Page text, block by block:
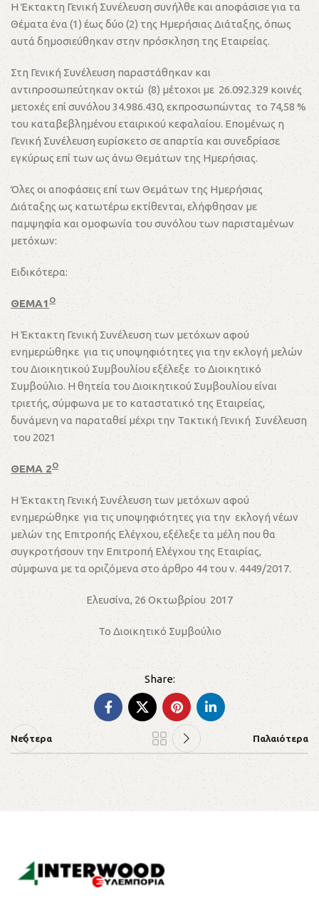
Η Έκτακτη Γενική Συνέλευση συνήλθε και αποφάσισε για τα
Θέματα ένα (1) έως δύο (2) της Ημερήσιας Διάταξης, όπως
αυτά δημοσιεύθηκαν στην πρόσκληση της Εταιρείας.
Στη Γενική Συνέλευση παραστάθηκαν και
αντιπροσωπεύτηκαν οκτώ (8) μέτοχοι με 26.092.329 κοινές
μετοχές επί συνόλου 34.986.430, εκπροσωπώντας το 74,58 %
του καταβεβλημένου εταιρικού κεφαλαίου. Επομένως η
Γενική Συνέλευση ευρίσκετο σε απαρτία και συνεδρίασε
εγκύρως επί των ως άνω Θεμάτων της Ημερήσιας.
Όλες οι αποφάσεις επί των Θεμάτων της Ημερήσιας
Διάταξης ως κατωτέρω εκτίθενται, ελήφθησαν με
παμψηφία και ομοφωνία του συνόλου των παρισταμένων
μετόχων:
Ειδικότερα:
ΘΕΜΑ1Ο
Η Έκτακτη Γενική Συνέλευση των μετόχων αφού
ενημερώθηκε για τις υποψηφιότητες για την εκλογή μελών
του Διοικητικού Συμβουλίου εξέλεξε το Διοικητικό
Συμβούλιο. Η θητεία του Διοικητικού Συμβουλίου είναι
τριετής, σύμφωνα με το καταστατικό της Εταιρείας,
δυνάμενη να παραταθεί μέχρι την Τακτική Γενική Συνέλευση
του 2021
ΘΕΜΑ 2Ο
Η Έκτακτη Γενική Συνέλευση των μετόχων αφού
ενημερώθηκε για τις υποψηφιότητες για την εκλογή νέων
μελών της Επιτροπής Ελέγχου, εξέλεξε τα μέλη που θα
συγκροτήσουν την Επιτροπή Ελέγχου της Εταιρίας,
σύμφωνα με τα οριζόμενα στο άρθρο 44 του ν. 4449/2017.
Ελευσίνα, 26 Οκτωβρίου 2017
Το Διοικητικό Συμβούλιο
Νεότερα Παλαιότερα